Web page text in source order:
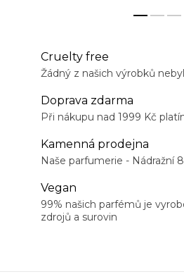
Cruelty free
Žádný z našich výrobků
Doprava zdarma
Při nákupu nad 1999 Kč
Kamenná prodejna
Naše parfumerie - Nádražní
Vegan
99% našich parfémů je
zdrojů a surovin